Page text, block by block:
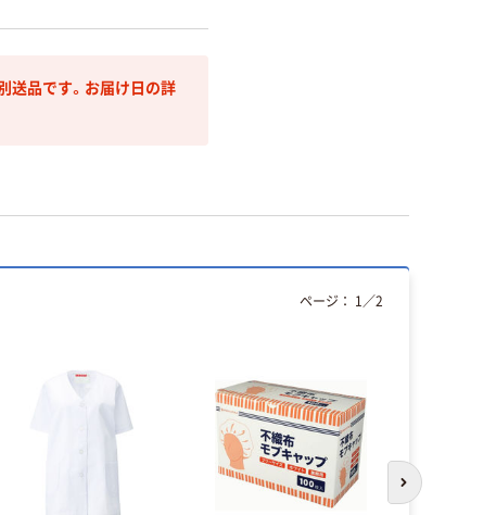
送品です。お届け日の詳
ページ： 1 ／2
次のスライド